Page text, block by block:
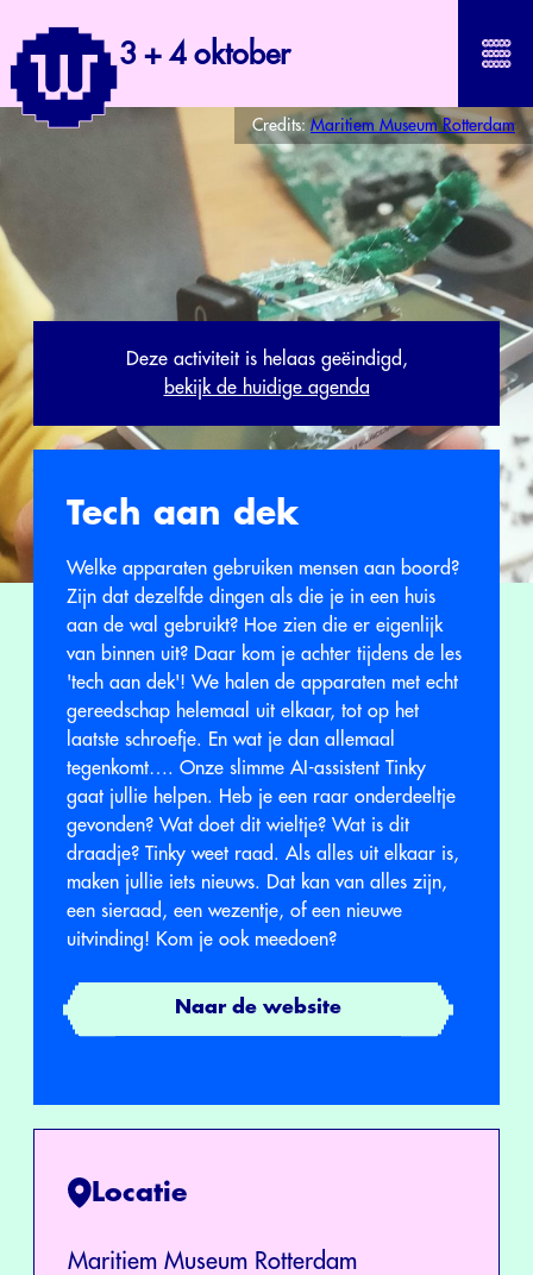
3 + 4 oktober
Credits:Maritiem Museum Rotterdam
Deze activiteit is helaas geëindigd,
bekijk de huidige agenda
Tech aan dek
Welke apparaten gebruiken mensen aan boord?
Zijn dat dezelfde dingen als die je in een huis
aan de wal gebruikt? Hoe zien die er eigenlijk
van binnen uit? Daar kom je achter tijdens de les
'tech aan dek'! We halen de apparaten met echt
gereedschap helemaal uit elkaar, tot op het
laatste schroefje. En wat je dan allemaal
tegenkomt…. Onze slimme AI-assistent Tinky
gaat jullie helpen. Heb je een raar onderdeeltje
gevonden? Wat doet dit wieltje? Wat is dit
draadje? Tinky weet raad. Als alles uit elkaar is,
maken jullie iets nieuws. Dat kan van alles zijn,
een sieraad, een wezentje, of een nieuwe
uitvinding! Kom je ook meedoen?
Naar de website
Locatie
Maritiem Museum Rotterdam